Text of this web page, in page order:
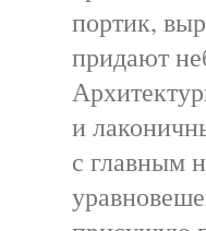
портик,
придают
и
с главным